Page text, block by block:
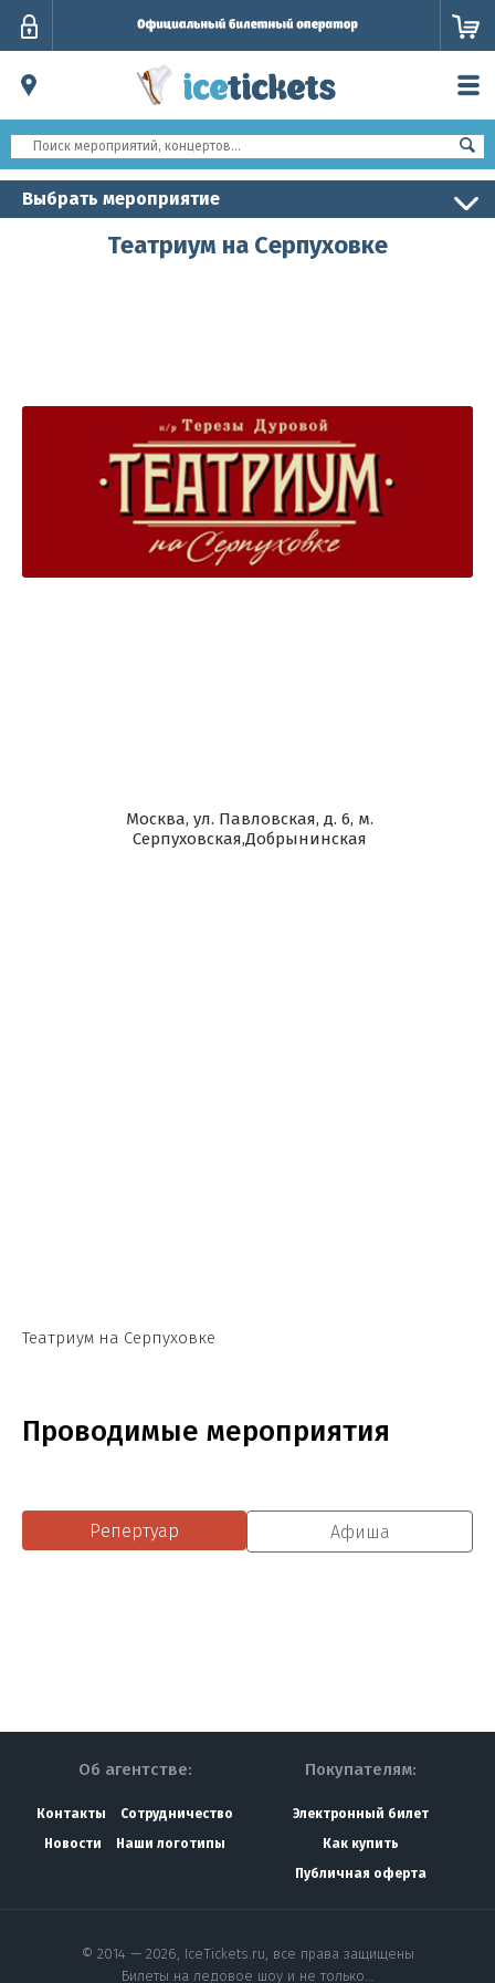
Выбрать мероприятие
Театриум на Серпуховке
Москва, ул. Павловская, д. 6, м.
Серпуховская,Добрынинская
Театриум на Серпуховке
Проводимые мероприятия
Репертуар Афиша
Об агентстве:
Контакты
Сотрудничество
Новости
Наши логотипы
Покупателям:
Электронный билет
Как купить
Публичная оферта
© 2014 — 2026, IceTickets.ru, все права защищены
Билеты на ледовое шоу и не только…